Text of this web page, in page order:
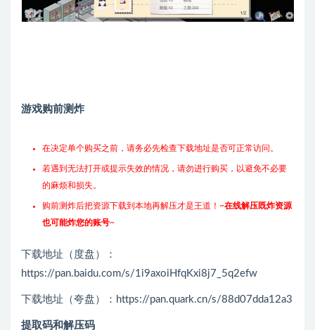
游戏购前测炸
在决定单个购买之前，请务必先检查下载地址是否可正常访问。
若遇到无法打开或提示失效的情况，请勿进行购买，以避免不必要
的麻烦和损失。
购前测炸后把资源下载到本地再解压才是王道！~在线解压既炸资源
也可能炸您的账号~
下载地址（度盘）：
https://pan.baidu.com/s/1i9axoiHfqKxi8j7_5q2efw
下载地址（夸盘）：https://pan.quark.cn/s/88d07dda12a3
提取码和解压码